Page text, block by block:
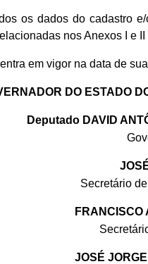
os dados do cadastro
nos Anexos I e
em vigor na data de
DO ESTADO
Deputado DAVID
Secretário
FRANCISCO
JOSÉ